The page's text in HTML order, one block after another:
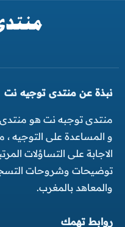
نبذة عن منتدى توجيه نت
منتدى توجبه نت هو
و المساعدة على
الاجابة على التساؤلات
توضيحات وشروحات
والمعاهد بالمغرب.
روابط تهمك